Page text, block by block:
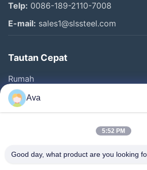
Telp: 0086-189-2110-7008
E-mail: sales1@slssteel.com
Tautan Cepat
Rumah
Produk
Video
Tur Pabrik
Ava
5:52 PM
Good day, what product are you looking